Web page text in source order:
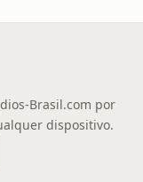
Brasil.com por
dispositivo.